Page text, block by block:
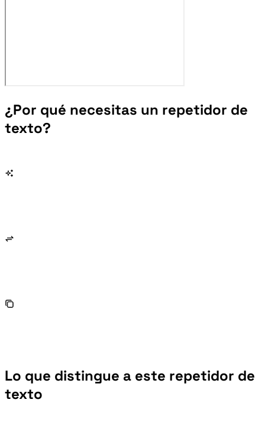
¿Por qué necesitas un repetidor de
texto?
Lo que distingue a este repetidor de
texto